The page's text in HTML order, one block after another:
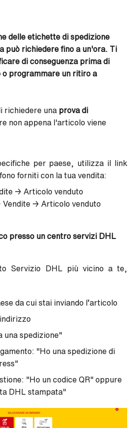
delle etichette di spedizione
può richiedere fino a un'ora. Ti
di conseguenza prima di
o programmare un ritiro a
richiedere una prova di
non appena l'articolo viene
per paese, utilizza il link
forniti con la tua vendita:
→ Articolo venduto
Vendite → Articolo venduto
presso un centro servizi DHL
Servizio DHL più vicino a te,
da cui stai inviando l’articolo
una spedizione"
"Ho una spedizione di
"Ho un codice QR" oppure
DHL stampata"